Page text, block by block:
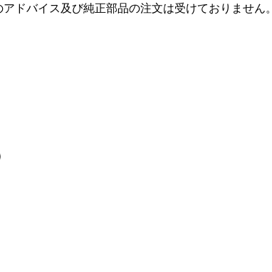
ドバイス及び純正部品の注文は受けておりません。